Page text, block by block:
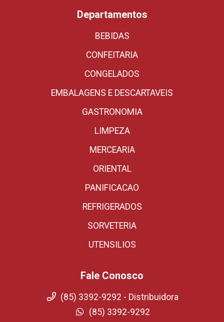
Departamentos
BEBIDAS
CONFEITARIA
CONGELADOS
EMBALAGENS E DESCARTAVEIS
GASTRONOMIA
LIMPEZA
MERCEARIA
ORIENTAL
PANIFICACAO
REFRIGERADOS
SORVETERIA
UTENSILIOS
Fale Conosco
(85) 3392-9292 - Distribuidora
(85) 3392-9292